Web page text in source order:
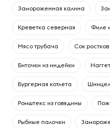
Замороженная калина
Креветка северная Филе
Мясо трубача Сок ростков
Биточки из индейки
Бургерная котлета
Ромштекс из говядины
Рыбные палочки